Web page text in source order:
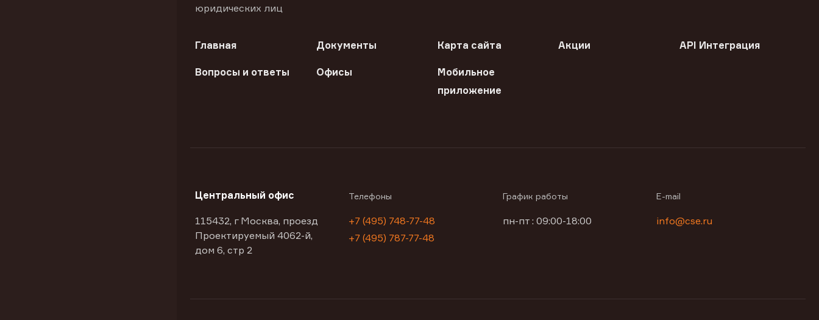
юридических лиц
Главная Документы Карта сайта Акции API Интеграция
Вопросы и ответы Офисы
Мобильное
приложение
Центральный офис
115432, г Москва, проезд
Проектируемый 4062-й,
дом 6, стр 2
Телефоны
+7 (495) 748-77-48
+7 (495) 787-77-48
График работы
пн-пт : 09:00-18:00
E-mail
info@cse.ru